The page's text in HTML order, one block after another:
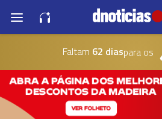
Faltam 62 diaspara os